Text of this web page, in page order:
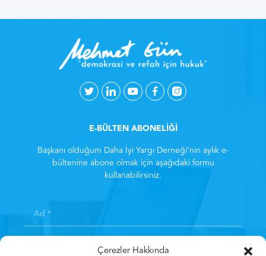
Çerezler Hakkında
E-BÜLTEN ABONELİĞİ
Başkanı olduğum Daha İyi Yargı Derneği’nin aylık e-
bültenine abone olmak için aşağıdaki formu
kullanabilirsiniz.